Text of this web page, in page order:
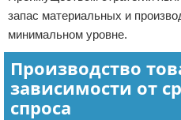
запас материальных и
минимальном уровне.
Производство
зависимости от
спроса